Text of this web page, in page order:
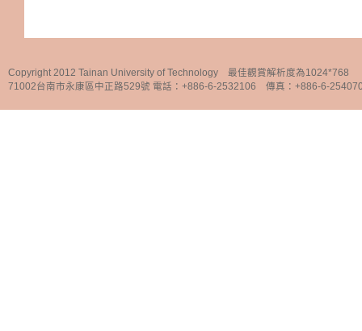
Copyright 2012 Tainan University of Technology 最佳觀賞解析度為1024*768
71002台南市永康區中正路529號 電話：+886-6-2532106 傳真：+886-6-